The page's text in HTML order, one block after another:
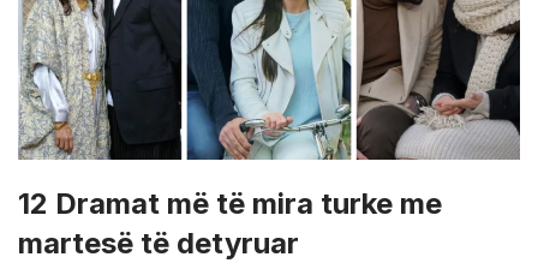
12 Dramat më të mira turke me
martesë të detyruar